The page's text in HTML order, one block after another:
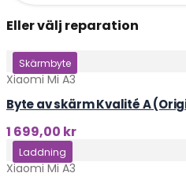
Eller välj reparation
Klicka här
Skärmbyte
Xiaomi Mi A3
Byte av skärm Kvalité A
1 699,00 kr
Klicka här
Laddning
Xiaomi Mi A3